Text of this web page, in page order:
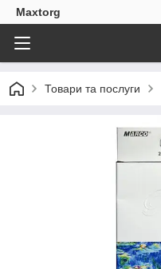
Maxtorg
Товари та послуги